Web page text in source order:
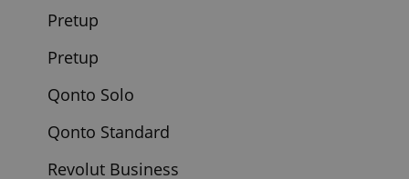
N26 Metal
N26 You
Net Agence Bnp
Paribas
Net Virtual